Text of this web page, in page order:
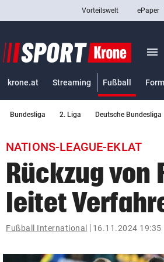
Abonnieren
bookmark
search
Suchbegriff
eingeben
Vorteilswelt ePaper
menu
krone.at Streaming Fußball
Bundesliga 2. Liga Deutsche Bundesliga
NATIONS-LEAGUE-EKLAT
Rückzug von
leitet
Fußball International 16.11.2024 19:35